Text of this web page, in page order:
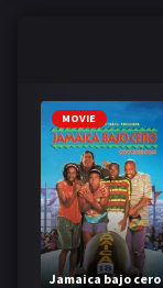
MOVIE
Jamaica bajo cero